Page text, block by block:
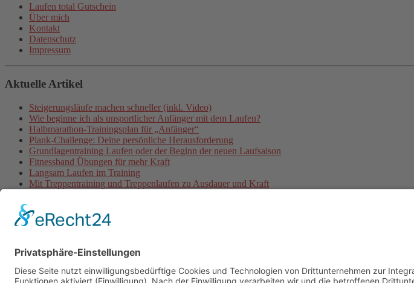
Laufen total Gutschein
Über mich
Kontakt
Datenschutz
Impressum
Aktuelle Artikel
Steigerungsläufe machen schneller (inkl. Video)
Wie beginne ich als unsportlicher Anfänger mit dem Laufen?
Halbmarathon-Trainingsplan für „Anfänger“
Plank-Challenge: Deine persönliche Herausforderung
Grundlagentraining Laufen oder der Beginn der neuen Laufsaison
Fitnessband Übungen für mehr Kraft
Langsam Laufen im Training
Mit Treppentraining und Treppenlaufen zu Ausdauer und Kraft
© 2026 - Personal Training in Dresden mit Heiko Wache und bundesweite Online-Trainingsbetreuung